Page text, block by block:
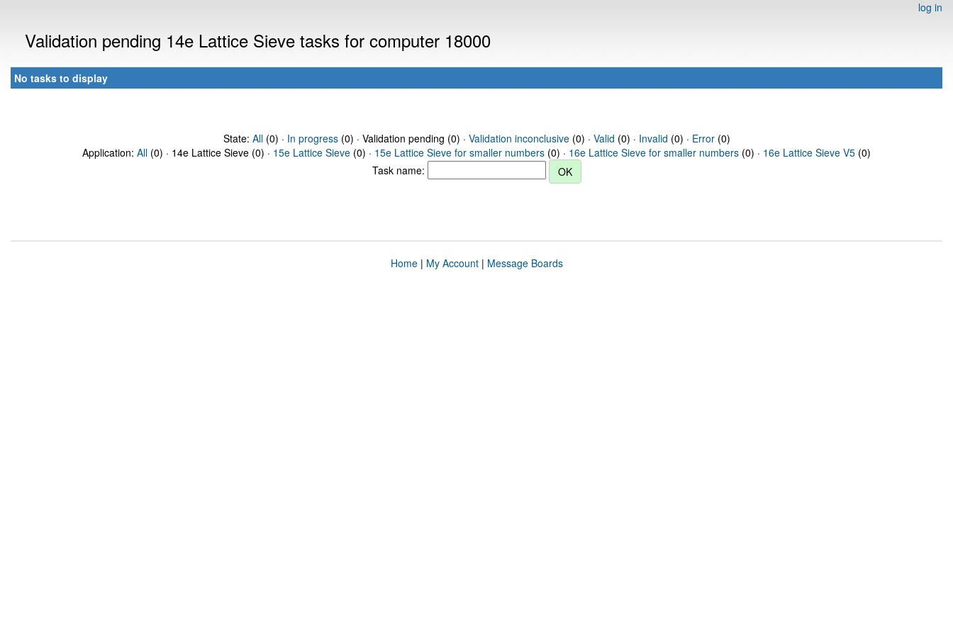
log in
Validation pending 14e Lattice Sieve tasks for computer 18000
No tasks to display
State: All(0) · In progress(0) · Validation pending (0) · Validation inconclusive(0) · Valid (0) · Invalid (0) · Error(0)
Application: All (0) · 14e Lattice Sieve (0) · 15e Lattice Sieve (0) · 15e Lattice Sieve for smaller numbers (0) · 16e Lattice Sieve for smaller numbers (0) · 16e Lattice Sieve V5 (0)
Task name:
Home| My Account| Message Boards